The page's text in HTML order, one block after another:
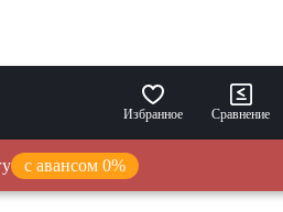
Избранное Сравнение
с авансом 0%